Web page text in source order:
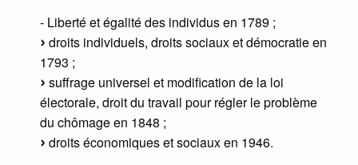
- Liberté et égalité des individus en 1789 ;
droits individuels, droits sociaux et démocratie en
1793 ;
suffrage universel et modification de la loi
électorale, droit du travail pour régler le problème
du chômage en 1848 ;
droits économiques et sociaux en 1946.